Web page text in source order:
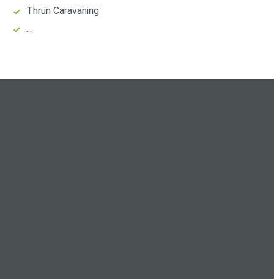
Thrun Caravaning
...